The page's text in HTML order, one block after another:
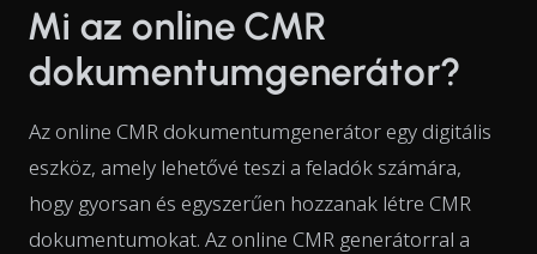
Mi az online CMR
dokumentumgenerátor?
Az online CMR dokumentumgenerátor egy digitális
eszköz, amely lehetővé teszi a feladók számára,
hogy gyorsan és egyszerűen hozzanak létre CMR
dokumentumokat. Az online CMR generátorral a